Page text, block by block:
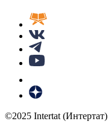
©2025 Intertat (Интертат)